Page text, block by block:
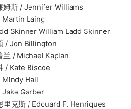
斯 / Jennifer Williams
Laing
William Ladd Skinner
Billington
/ Michael Kaplan
Kate Biscoe
Hall
Garber
/ Edouard F. Henriques